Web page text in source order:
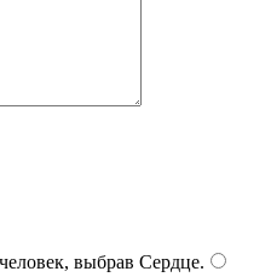
выбрав Сердце.